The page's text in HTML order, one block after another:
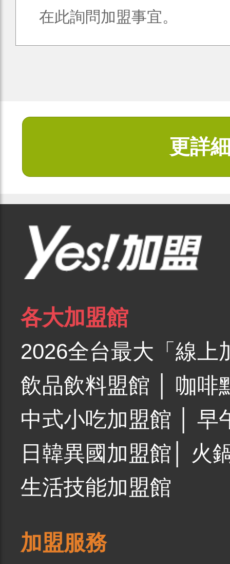
在此詢問加盟事宜。
更詳
各大加盟館
2026全台最大「線上
飲品飲料盟館
咖啡
中式小吃加盟館
早
日韓異國加盟館
火
生活技能加盟館
加盟服務